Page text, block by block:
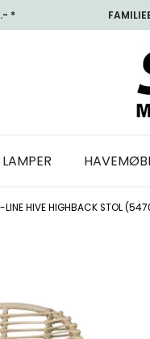
*
LAMPER
LINE HIVE HIGHBACK STOL